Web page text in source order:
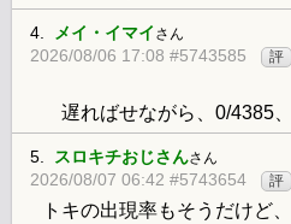
4. メイ・イマイ さん
2026/08/06 17:08 #5743585 評
遅ればせながら、0/4385、
5. スロキチおじさんさん
2026/08/07 06:42 #5743654 評
トキの出現率もそうだけど